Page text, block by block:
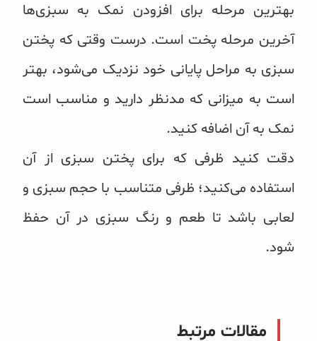
بهترین مرحله برای افزودن نمک به سبزی‌ها
آخرین مرحله پخت است. درست وقتی که پختن
سبزی به مراحل پایانی خود نزدیک می‌شود، بهتر
است به میزانی که مدنظر دارید و مناسب است
نمک به آن اضافه کنید.
دقت کنید ظرفی که برای پختن سبزی از آن
استفاده می‌کنید؛ ظرفی متناسب با حجم سبزی و
لعابی باشد تا طعم و رنگ سبزی در آن حفظ
شود.
مقالات مرتبط